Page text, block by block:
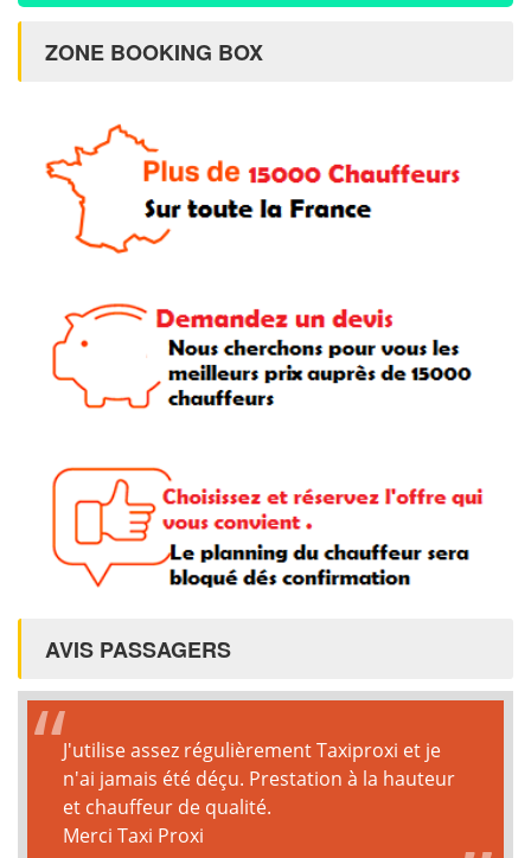
ZONE BOOKING BOX
AVIS PASSAGERS